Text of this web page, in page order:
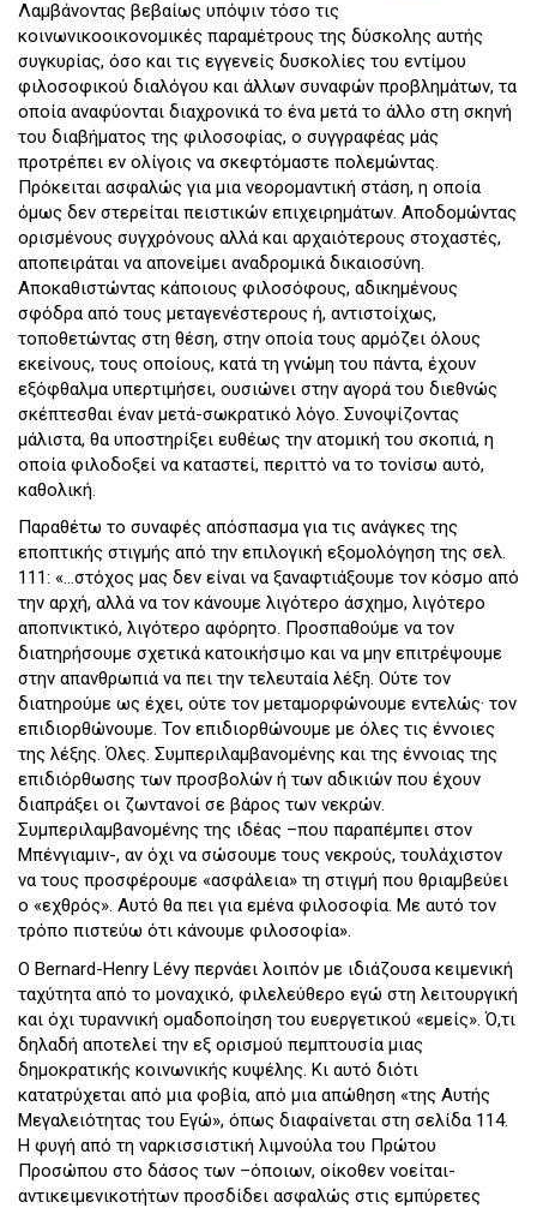
Λαμβάνοντας βεβαίως υπόψιν τόσο τις
κοινωνικοοικονομικές παραμέτρους της δύσκολης αυτής
συγκυρίας, όσο και τις εγγενείς δυσκολίες του εντίμου
φιλοσοφικού διαλόγου και άλλων συναφών προβλημάτων, τα
οποία αναφύονται διαχρονικά το ένα μετά το άλλο στη σκηνή
του διαβήματος της φιλοσοφίας, ο συγγραφέας μάς
προτρέπει εν ολίγοις να σκεφτόμαστε πολεμώντας.
Πρόκειται ασφαλώς για μια νεορομαντική στάση, η οποία
όμως δεν στερείται πειστικών επιχειρημάτων. Αποδομώντας
ορισμένους συγχρόνους αλλά και αρχαιότερους στοχαστές,
αποπειράται να απονείμει αναδρομικά δικαιοσύνη.
Αποκαθιστώντας κάποιους φιλοσόφους, αδικημένους
σφόδρα από τους μεταγενέστερους ή, αντιστοίχως,
τοποθετώντας στη θέση, στην οποία τους αρμόζει όλους
εκείνους, τους οποίους, κατά τη γνώμη του πάντα, έχουν
εξόφθαλμα υπερτιμήσει, ουσιώνει στην αγορά του διεθνώς
σκέπτεσθαι έναν μετά-σωκρατικό λόγο. Συνοψίζοντας
μάλιστα, θα υποστηρίξει ευθέως την ατομική του σκοπιά, η
οποία φιλοδοξεί να καταστεί, περιττό να το τονίσω αυτό,
καθολική.
Παραθέτω το συναφές απόσπασμα για τις ανάγκες της
εποπτικής στιγμής από την επιλογική εξομολόγηση της σελ.
111: «…στόχος μας δεν είναι να ξαναφτιάξουμε τον κόσμο από
την αρχή, αλλά να τον κάνουμε λιγότερο άσχημο, λιγότερο
αποπνικτικό, λιγότερο αφόρητο. Προσπαθούμε να τον
διατηρήσουμε σχετικά κατοικήσιμο και να μην επιτρέψουμε
στην απανθρωπιά να πει την τελευταία λέξη. Ούτε τον
διατηρούμε ως έχει, ούτε τον μεταμορφώνουμε εντελώς· τον
επιδιορθώνουμε. Τον επιδιορθώνουμε με όλες τις έννοιες
της λέξης. Όλες. Συμπεριλαμβανομένης και της έννοιας της
επιδιόρθωσης των προσβολών ή των αδικιών που έχουν
διαπράξει οι ζωντανοί σε βάρος των νεκρών.
Συμπεριλαμβανομένης της ιδέας –που παραπέμπει στον
Μπένγιαμιν-, αν όχι να σώσουμε τους νεκρούς, τουλάχιστον
να τους προσφέρουμε «ασφάλεια» τη στιγμή που θριαμβεύει
ο «εχθρός». Αυτό θα πει για εμένα φιλοσοφία. Με αυτό τον
τρόπο πιστεύω ότι κάνουμε φιλοσοφία».
Ο Bernard-Henry Lévy περνάει λοιπόν με ιδιάζουσα κειμενική
ταχύτητα από το μοναχικό, φιλελεύθερο εγώ στη λειτουργική
και όχι τυραννική ομαδοποίηση του ευεργετικού «εμείς». Ό,τι
δηλαδή αποτελεί την εξ ορισμού πεμπτουσία μιας
δημοκρατικής κοινωνικής κυψέλης. Κι αυτό διότι
κατατρύχεται από μια φοβία, από μια απώθηση «της Αυτής
Μεγαλειότητας του Εγώ», όπως διαφαίνεται στη σελίδα 114.
Η φυγή από τη ναρκισσιστική λιμνούλα του Πρώτου
Προσώπου στο δάσος των –όποιων, οίκοθεν νοείται-
αντικειμενικοτήτων προσδίδει ασφαλώς στις εμπύρετες